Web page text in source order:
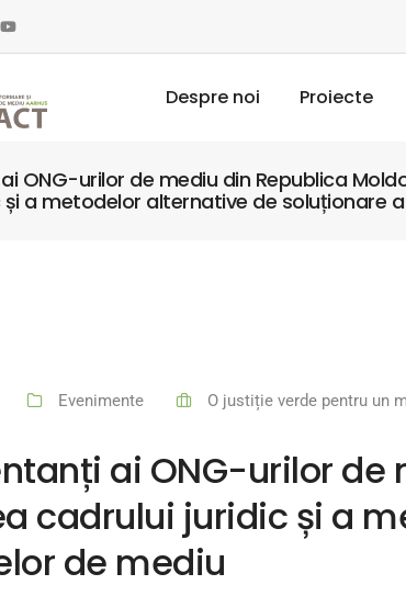
Despre noi Proiecte
ONG-urilor de mediu din Republica
și a metodelor alternative de soluționare
Evenimente O justiție verde pentru un
ai ONG-urilor
cadrului juridic și a
de mediu